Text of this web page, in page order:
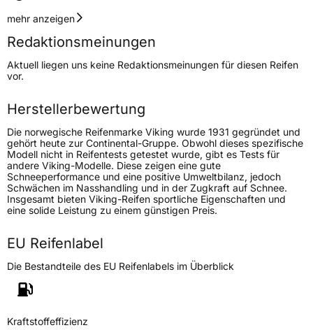
Geschwindigkeitsindex
Höchstgeschwindigkeit
210 km/h
Lastindex106
Höchstlast950 kg
Generelle Merkmale
Fahrzeugtyp PKW
VerwendungWinterreifen
ModellnameWintech Newgen
Weitere Eigenschaften
Schlauchtyp
mehr anzeigen
Redaktionsmeinungen
Aktuell liegen uns keine Redaktionsmeinungen für diesen Reifen
vor.
Herstellerbewertung
Die norwegische Reifenmarke Viking wurde 1931 gegründet und
gehört heute zur Continental-Gruppe. Obwohl dieses spezifische
Modell nicht in Reifentests getestet wurde, gibt es Tests für
andere Viking-Modelle. Diese zeigen eine gute
Schneeperformance und eine positive Umweltbilanz, jedoch
Schwächen im Nasshandling und in der Zugkraft auf Schnee.
Insgesamt bieten Viking-Reifen sportliche Eigenschaften und
eine solide Leistung zu einem günstigen Preis.
EU Reifenlabel
Die Bestandteile des EU Reifenlabels im Überblick
Kraftstoffeffizienz